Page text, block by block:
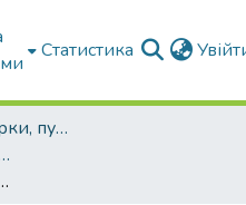
Статистика
Конференції, збірки, публікації молодих вчених і здобувачів : магістрів, бакалаврів, аспірантів.
магістрів, аспірантів)
застосуванням автоматизованих систем